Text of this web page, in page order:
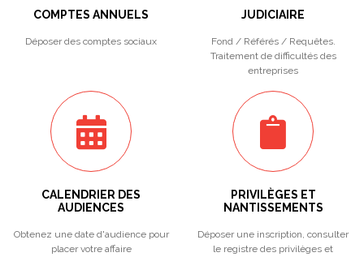
COMPTES ANNUELS
Déposer des comptes sociaux
JUDICIAIRE
Fond / Référés / Requêtes.
Traitement de difficultés des
entreprises
CALENDRIER DES
AUDIENCES
Obtenez une date d'audience pour
placer votre affaire
PRIVILÈGES ET
NANTISSEMENTS
Déposer une inscription, consulter
le registre des privilèges et